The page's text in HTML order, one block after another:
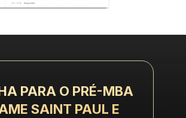
PARA O ​​PRÉ-MBA
SAINT PAUL E